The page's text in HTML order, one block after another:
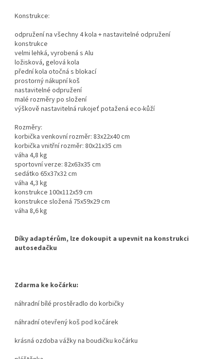
Konstrukce:
odpružení na všechny 4 kola + nastavitelné odpružení
konstrukce
velmi lehká, vyrobená s Alu
ložisková, gelová kola
přední kola otočná s blokací
prostorný nákupní koš
nastavitelné odpružení
malé rozměry po složení
výškově nastavitelná rukojeť potažená eco-kůží
Rozměry:
korbička venkovní rozměr: 83x22x40 cm
korbička vnitřní rozměr: 80x21x35 cm
váha 4,8 kg
sportovní verze: 82x63x35 cm
sedátko 65x37x32 cm
váha 4,3 kg
konstrukce 100x112x59 cm
konstrukce složená 75x59x29 cm
váha 8,6 kg
Díky adaptérům, lze dokoupit a upevnit na konstrukci
autosedačku
Zdarma ke kočárku:
náhradní bílé prostěradlo do korbičky
náhradní otevřený koš pod kočárek
krásná ozdoba vážky na boudičku kočárku